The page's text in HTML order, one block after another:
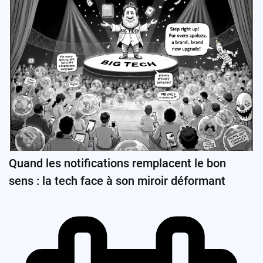
Quand les notifications remplacent le bon
sens : la tech face à son miroir déformant